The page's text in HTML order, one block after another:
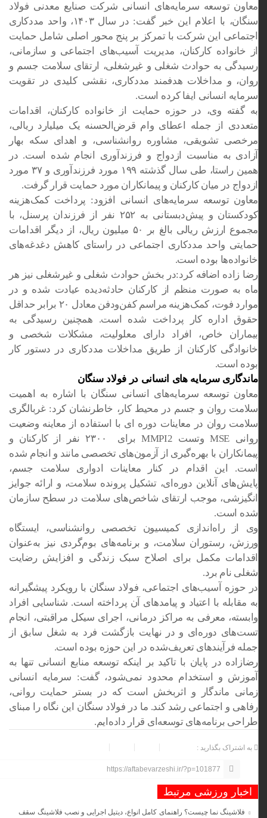
معاون توسعه سرمایه‌های انسانی شرکت صنایع معدنی فولاد
سنگان، با اعلام این خبر گفت: در سال ۱۴۰۳، واحد مددکاری
اجتماعی این شرکت با تمرکز بر پنج محور اصلی شامل حمایت
از خانواده کارکنان، مدیریت آسیب‌های اجتماعی و سازمانی،
رسیدگی به حوادث شغلی و غیرشغلی، ارتقای سلامت جسم و
روان، و مداخلات هدفمند مددکاری، نقشی کلیدی در تقویت
سرمایه انسانی ایفا کرده است.
به گفته وی، در حوزه حمایت از خانواده کارکنان، اقدامات
متعددی از جمله اعطای وام قرض‌الحسنه یک میلیارد ریالی،
مرخصی تشویقی، مشاوره روانشناسی، و اهدای سکه بهار
آزادی به مناسبت ازدواج و فرزندآوری انجام شده است. در
همین راستا، طی سال گذشته ۱۹۹ مورد فرزندآوری و ۳۷ مورد
ازدواج در میان کارکنان و پیمانکاران مورد حمایت قرار گرفت.
معاون توسعه سرمایه‌های انسانی افزود: پرداخت کمک‌هزینه
کودکستان و پیش‌دبستانی به ۲۵۲ نفر از فرزندان پرسنل، با
مجموع ارزش ریالی بالغ بر ۵۰ میلیون ریال، از دیگر اقدامات
حمایتی واحد مددکاری اجتماعی در راستای کاهش دغدغه‌های
خانواده‌ها بوده است.
رضا زاده اضافه کرد:در بخش حوادث شغلی و غیرشغلی نیز هر
ماه به صورت منظم از کارکنان حادثه‌دیده عیادت شده و در
موارد فوت، کمک‌هزینه مراسم کفن‌ودفن معادل ۲۰ برابر حداقل
حقوق اداره کار پرداخت شده است. همچنین رسیدگی به
بیماران خاص، افراد دارای معلولیت، مشکلات شخصی و
خانوادگی کارکنان از طریق مداخلات مددکاری در دستور کار
بوده است.
ماندگاری سرمایه های انسانی در فولاد سنگان
معاون توسعه سرمایه‌های انسانی سنگان با اشاره به اهمیت
سلامت روان و جسم در محیط کار، خاطرنشان کرد: غربالگری
سلامت روان در معاینات دوره ای با استفاده از معاینه وضعیت
روانی MSE وتست MMPI2 برای ۲۳۰۰ نفر از کارکنان و
پیمانکاران با بهره‌گیری از آزمون‌های تخصصی مانند و انجام شده
است. این اقدام در کنار معاینات ادواری سلامت جسم،
پایش‌های آنلاین دوره‌ای، تشکیل پرونده سلامت، و ارائه جوایز
انگیزشی، موجب ارتقای شاخص‌های سلامت در سطح سازمان
شده است.
وی از راه‌اندازی کمیسیون تخصصی روانشناسی، ایستگاه
ورزش، رستوران سلامت، و برنامه‌های بوم‌گردی نیز به‌عنوان
اقدامات مکمل برای اصلاح سبک زندگی و افزایش رضایت
شغلی نام برد.
در حوزه آسیب‌های اجتماعی، فولاد سنگان با رویکرد پیشگیرانه
به مقابله با اعتیاد و پیامدهای آن پرداخته است. شناسایی افراد
وابسته، معرفی به مراکز درمانی، اجرای سیکل مراقبتی، انجام
تست‌های دوره‌ای و در نهایت بازگشت فرد به شغل سابق از
جمله فرآیندهای تعریف‌شده در این حوزه بوده است.
رضازاده در پایان با تاکید بر اینکه توسعه منابع انسانی تنها به
آموزش و استخدام محدود نمی‌شود، گفت: سرمایه انسانی
زمانی ماندگار و اثربخش است که در بستر حمایت روانی،
رفاهی و اجتماعی رشد کند. ما در فولاد سنگان این نگاه را مبنای
طراحی برنامه‌های توسعه‌ای قرار داده‌ایم.
به اشتراک بگذارید :
https://aftabevarzeshi.ir/?p=101877
اخبار ورزشی مرتبط
فلاشینگ نما چیست؟ راهنمای کامل انواع، دیتیل اجرایی و نصب فلاشینگ سقف